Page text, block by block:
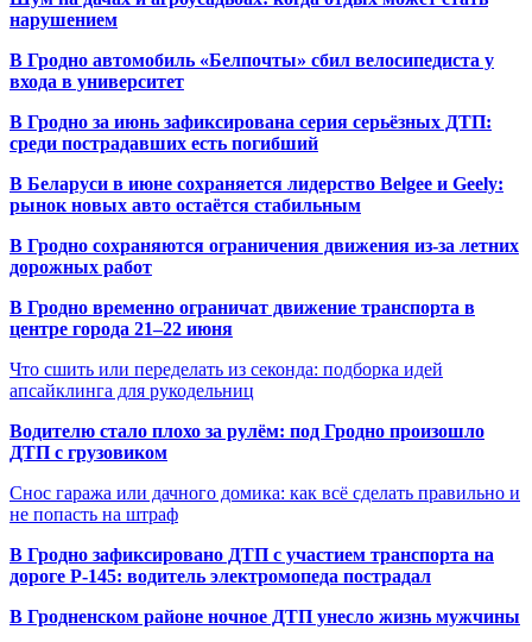
нарушением
В Гродно автомобиль «Белпочты» сбил велосипедиста у
входа в университет
В Гродно за июнь зафиксирована серия серьёзных ДТП:
среди пострадавших есть погибший
В Беларуси в июне сохраняется лидерство Belgee и Geely:
рынок новых авто остаётся стабильным
В Гродно сохраняются ограничения движения из-за летних
дорожных работ
В Гродно временно ограничат движение транспорта в
центре города 21–22 июня
Что сшить или переделать из секонда: подборка идей
апсайклинга для рукодельниц
Водителю стало плохо за рулём: под Гродно произошло
ДТП с грузовиком
Снос гаража или дачного домика: как всё сделать правильно и
не попасть на штраф
В Гродно зафиксировано ДТП с участием транспорта на
дороге Р-145: водитель электромопеда пострадал
В Гродненском районе ночное ДТП унесло жизнь мужчины